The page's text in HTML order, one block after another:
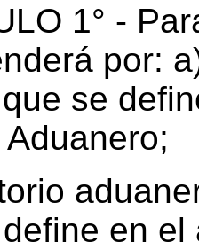
1° -
por:
se
en